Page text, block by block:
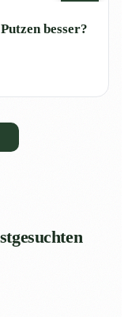
besser?